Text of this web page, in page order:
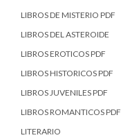
LIBROS DE MISTERIO PDF
LIBROS DEL ASTEROIDE
LIBROS EROTICOS PDF
LIBROS HISTORICOS PDF
LIBROS JUVENILES PDF
LIBROS ROMANTICOS PDF
LITERARIO